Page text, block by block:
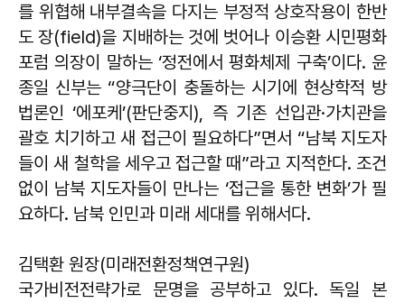
를 위협해 내부결속을 다지는 부정적 상호작용이 한반
도 장(field)을 지배하는 것에 벗어나 이승환 시민평화
포럼 의장이 말하는 ‘정전에서 평화체제 구축’이다. 윤
종일 신부는 “양극단이 충돌하는 시기에 현상학적 방
법론인 ‘에포케’(판단중지), 즉 기존 선입관·가치관을
괄호 치기하고 새 접근이 필요하다”면서 “남북 지도자
들이 새 철학을 세우고 접근할 때”라고 지적한다. 조건
없이 남북 지도자들이 만나는 ‘접근을 통한 변화’가 필
요하다. 남북 인민과 미래 세대를 위해서다.
김택환 원장(미래전환정책연구원)
국가비전전략가로 문명을 공부하고 있다. 독일 본